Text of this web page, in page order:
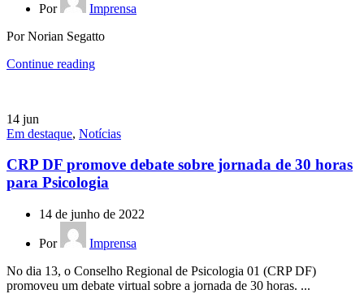
Por
Imprensa
Por Norian Segatto
Continue reading
14 jun
Em destaque, Notícias
CRP DF promove debate sobre jornada de 30 horas
para Psicologia
14 de junho de 2022
Por
Imprensa
No dia 13, o Conselho Regional de Psicologia 01 (CRP DF)
promoveu um debate virtual sobre a jornada de 30 horas. ...